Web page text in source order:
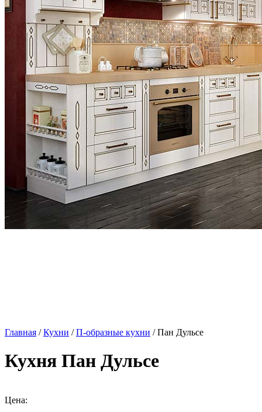
Главная /Кухни /П-образные кухни / Пан Дульсе
Кухня Пан Дульсе
Цена: